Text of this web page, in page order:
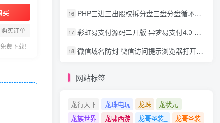
买
买订单
费下载！
16 PHP三进三出股权拆分盘三盘分盘循环拆分系统源码
17 彩虹易支付源码二开版 异梦易支付4.0 可对接官方/易支付/码支付 去除后门 美化用户中心
18 微信域名防封 微信访问提示浏览器打开 非微信访问直接打开预防域名被封域名被封包换服务
网站标签
龙行天下 龙珠电玩 龙珠
龙状元
龙族世界
龙啸西游 龙哥圣装_
龙哥圣装